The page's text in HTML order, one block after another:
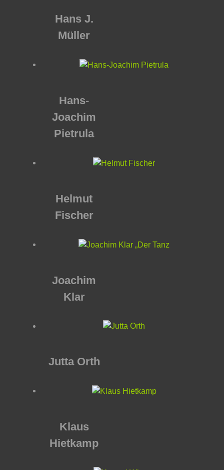
Hans J.
Müller
Hans-
Joachim
Pietrula
Helmut
Fischer
Joachim
Klar
Jutta Orth
Klaus
Hietkamp